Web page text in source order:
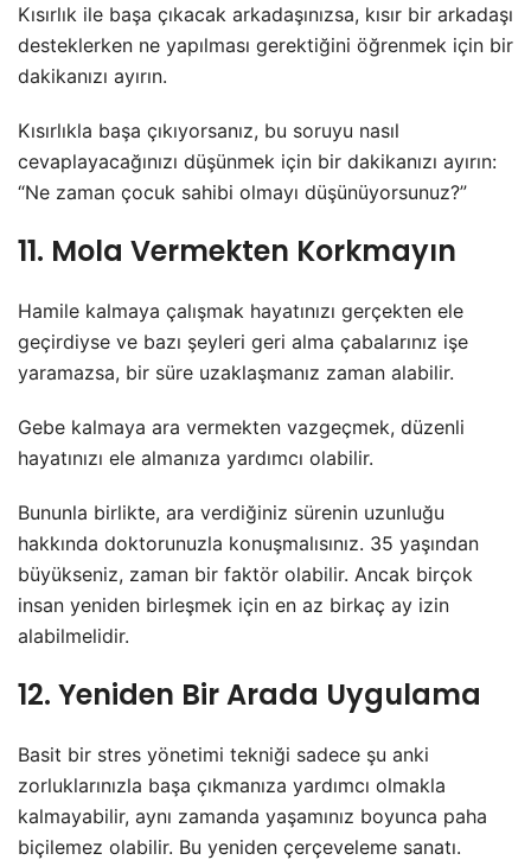
Kısırlık ile başa çıkacak arkadaşınızsa, kısır bir arkadaşı
desteklerken ne yapılması gerektiğini öğrenmek için bir
dakikanızı ayırın.
Kısırlıkla başa çıkıyorsanız, bu soruyu nasıl
cevaplayacağınızı düşünmek için bir dakikanızı ayırın:
“Ne zaman çocuk sahibi olmayı düşünüyorsunuz?”
11. Mola Vermekten Korkmayın
Hamile kalmaya çalışmak hayatınızı gerçekten ele
geçirdiyse ve bazı şeyleri geri alma çabalarınız işe
yaramazsa, bir süre uzaklaşmanız zaman alabilir.
Gebe kalmaya ara vermekten vazgeçmek, düzenli
hayatınızı ele almanıza yardımcı olabilir.
Bununla birlikte, ara verdiğiniz sürenin uzunluğu
hakkında doktorunuzla konuşmalısınız. 35 yaşından
büyükseniz, zaman bir faktör olabilir. Ancak birçok
insan yeniden birleşmek için en az birkaç ay izin
alabilmelidir.
12. Yeniden Bir Arada Uygulama
Basit bir stres yönetimi tekniği sadece şu anki
zorluklarınızla başa çıkmanıza yardımcı olmakla
kalmayabilir, aynı zamanda yaşamınız boyunca paha
biçilemez olabilir. Bu yeniden çerçeveleme sanatı.